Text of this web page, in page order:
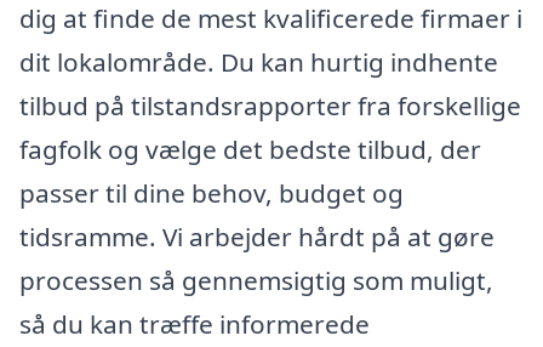
dig at finde de mest kvalificerede firmaer i
dit lokalområde. Du kan hurtig indhente
tilbud på tilstandsrapporter fra forskellige
fagfolk og vælge det bedste tilbud, der
passer til dine behov, budget og
tidsramme. Vi arbejder hårdt på at gøre
processen så gennemsigtig som muligt,
så du kan træffe informerede